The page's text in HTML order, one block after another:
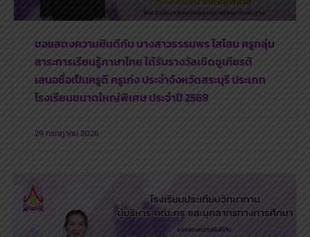
ขอแสดงความยินดีกับ นางสาวธรรมพร โสโสม ครูกลุ่ม
สาระการเรียนรู้ภาษาไทย ได้รับรางวัลเชิดชูเกียรติ
เสนอชื่อเป็นครูดี ครูเก่ง ประจำจังหวัดสระบุรี ประเภท
โรงเรียนขนาดใหญ่พิเศษ ประจำปี 2569
29 กรกฎาคม 2026